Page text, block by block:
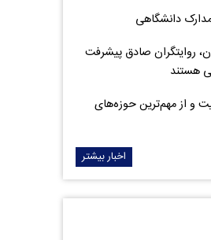
دانشگاهی
روایتگران صادق پیشرفت
هستند
و از مهم‌ترین حوزه‌های
اخبار بیشتر